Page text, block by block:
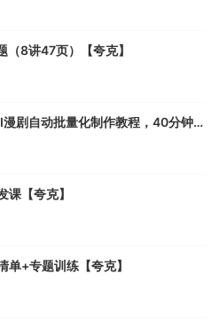
8讲47页）【夸克】
剧自动批量化制作教程，40分钟超
【夸克】
单+专题训练【夸克】